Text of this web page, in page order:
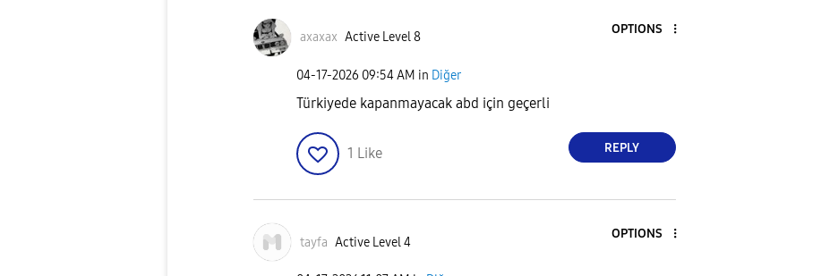
axaxax Active Level 8
OPTIONS
‎04-17-2026 09:54 AM in Diğer
Türkiyede kapanmayacak abd için geçerli
1 Like REPLY
tayfa Active Level 4
OPTIONS